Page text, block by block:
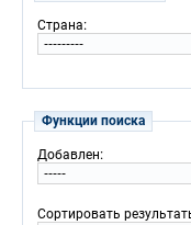
Страна:
Функции поиска
Добавлен:
Сортировать